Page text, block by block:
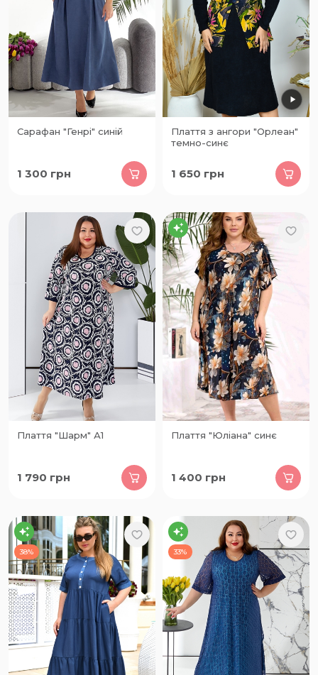
Сарафан "Генрі" синій
1 300 грн
Плаття з ангори "Орлеан"
темно-синє
1 650 грн
Плаття "Шарм" А1
1 790 грн
Плаття "Юліана" синє
1 400 грн
38% 33%